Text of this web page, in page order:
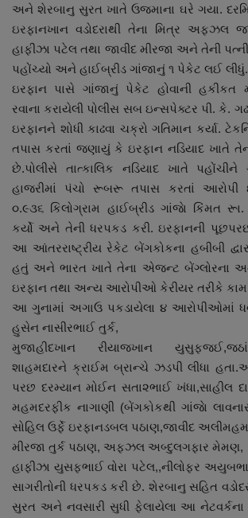
અને શેરબાનુ સુરત ખાતે ઉજમાના ઘરે ગયા.
ઇરફાનખાન વડોદરાથી તેના મિત્ર અફઝલ
હાફીઝા પટેલ તથા જાવીદ મીરજા અને તેની
પહોંચ્યો અને હાઈબ્રીડ ગાંજાનું ૧ પેકેટ લઈ લીધું.
ઇરફાન પાસે ગાંજાનું પેકેટ હોવાની હકીકત
રવાના કરાયેલી પોલીસ સબ ઇન્સપેક્ટર પી. કે.
ઇરફાનને શોધી કાઢવા ચક્રો ગતિમાન કર્યા.
તપાસ કરતાં જણાયું કે ઇરફાન નડિયાદ ખાતે
છે.પોલીસે તાત્કાલિક નડિયાદ ખાતે પહોંચીને
હાજરીમાં પંચો રૂબરૂ તપાસ કરતાં આરોપી
૦.૯૩૬ કિલોગ્રામ હાઈબ્રીડ ગાંજાે કિંમત
કર્યો અને તેની ધરપકડ કરી. ઇરફાનની
આ આંતરરાષ્ટ્રીય રેકેટ બેંગકોકના હબીબી
હતું અને ભારત ખાતે તેના એજન્ટ બેંગ્લોરના
ઇરફાન તથા અન્ય આરોપીઓ કેરીયર તરીકે કામ
આ ગુનામાં અગાઉ પકડાયેલા ૪ આરોપીઓમાં
હુસેન નાસીરભાઈ તુર્ક,
મુજાહીદખાન રીયાજખાન
શાહમદારને ક્રાઈમ બ્રાન્ચે ઝડપી લીધા
પરછ દરમ્યાન મોઈન સતા૨ભાઈ ખંધા,સાહીલ
મહમદરફીક નાગાણી (બેંગકોકથી ગાંજાે
સોહિલ ઉર્ફે ઇરફાનડબલ પઠાણ,જાવીદ
મીરજા તુર્ક પઠાણ, અફઝલ અબ્દુલગફાર મેમણ,
હાફીઝા યુસફભાઈ વોરા પટેલ,,નીલોફર
સાગરીતોની ધરપકડ કરી છે. શેરબાનુ સહિત
સુરત અને નવસારી સુધી ફેલાયેલા આ નેટવર્કના